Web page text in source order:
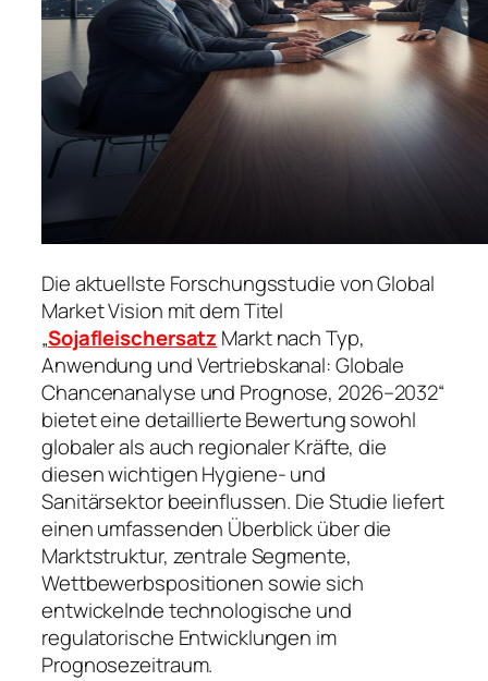
Die aktuellste Forschungsstudie von Global
Market Vision mit dem Titel
„Sojafleischersatz Markt nach Typ,
Anwendung und Vertriebskanal: Globale
Chancenanalyse und Prognose, 2026–2032“
bietet eine detaillierte Bewertung sowohl
globaler als auch regionaler Kräfte, die
diesen wichtigen Hygiene- und
Sanitärsektor beeinflussen. Die Studie liefert
einen umfassenden Überblick über die
Marktstruktur, zentrale Segmente,
Wettbewerbspositionen sowie sich
entwickelnde technologische und
regulatorische Entwicklungen im
Prognosezeitraum.